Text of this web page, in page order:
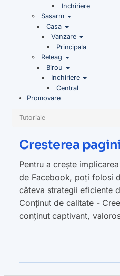
Inchiriere
Sasarm
Casa
Vanzare
Principala
Reteag
Birou
Inchiriere
Central
Promovare
Tutoriale
Cresterea
Pentru a crește
de Facebook, poți folosi
câteva strategii eficiente
Conținut de calitate -
conținut captivant,